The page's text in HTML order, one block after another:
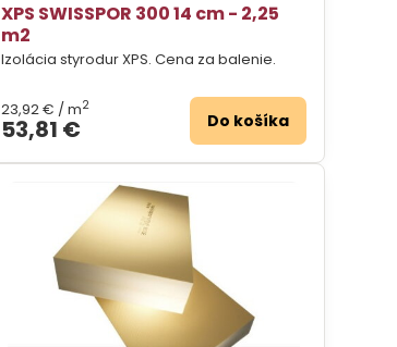
XPS SWISSPOR 300 14 cm - 2,25
m2
Izolácia styrodur XPS. Cena za balenie.
53,81 €
23,92 € / m2
Do košíka